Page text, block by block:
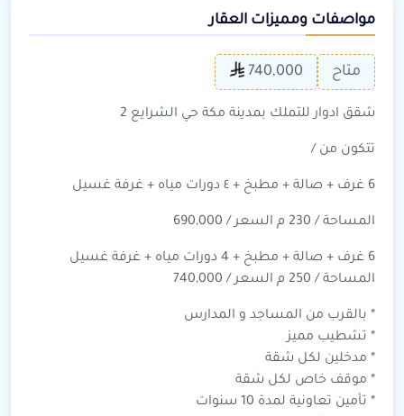
مواصفات ومميزات العقار
متاح 740,000
شقق ادوار للتملك بمدينة مكة حي الشرايع 2
تتكون من /
6 غرف + صالة + مطبخ + ٤ دورات مياه + غرفة غسيل
المساحة / 230 م السعر / 690,000
6 غرف + صالة + مطبخ + 4 دورات مياه + غرفة غسيل
المساحة / 250 م السعر / 740,000
* بالقرب من المساجد و المدارس
* تشطيب مميز
* مدخلين لكل شقة
* موقف خاص لكل شقة
* تأمين تعاونية لمدة 10 سنوات